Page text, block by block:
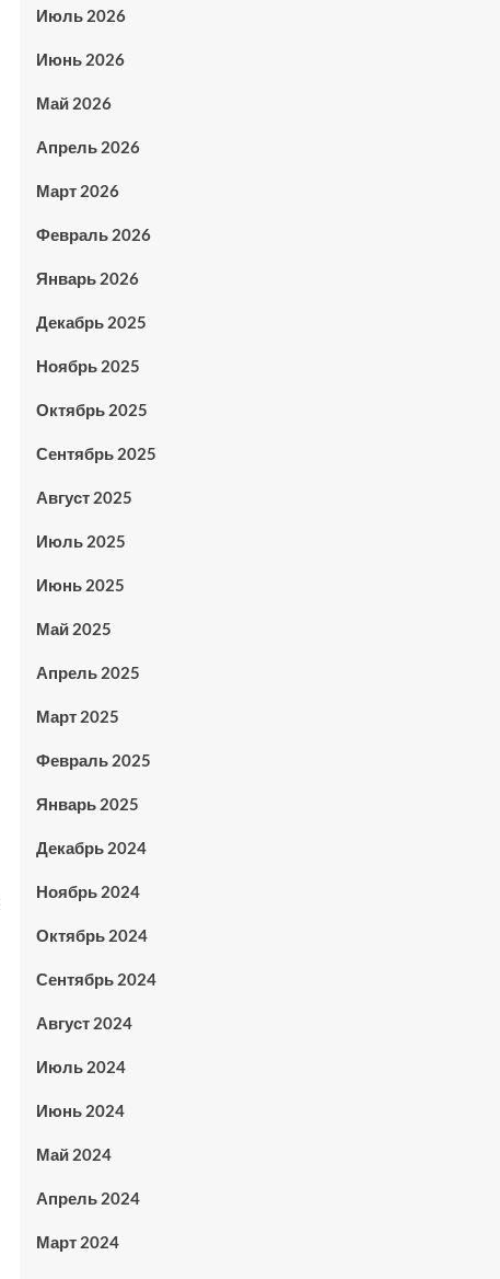
Июль 2026
Июнь 2026
Май 2026
Апрель 2026
Март 2026
Февраль 2026
Январь 2026
Декабрь 2025
Ноябрь 2025
Октябрь 2025
Сентябрь 2025
Август 2025
Июль 2025
Июнь 2025
Май 2025
Апрель 2025
Март 2025
Февраль 2025
Январь 2025
Декабрь 2024
Ноябрь 2024
Октябрь 2024
Сентябрь 2024
Август 2024
Июль 2024
Июнь 2024
Май 2024
Апрель 2024
Март 2024